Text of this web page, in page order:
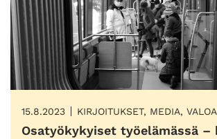
15.8.2023 KIRJOITUKSET, MEDIA,
Osatyökykyiset työelämässä –